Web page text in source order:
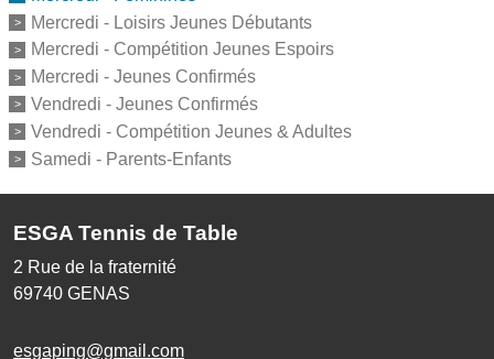
Mercredi - Loisirs Jeunes Débutants
Mercredi - Compétition Jeunes Espoirs
Mercredi - Jeunes Confirmés
Vendredi - Jeunes Confirmés
Vendredi - Compétition Jeunes & Adultes
Samedi - Parents-Enfants
ESGA Tennis de Table
2 Rue de la fraternité
69740 GENAS
esgaping@gmail.com